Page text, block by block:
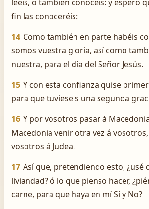
leéis, ó también conocéis: y espero
fin las conoceréis:
14 Como también en parte habéis
somos vuestra gloria, así como
nuestra, para el día del Señor Jesús.
15 Y con esta confianza quise
para que tuvieseis una segunda
16 Y por vosotros pasar á
Macedonia venir otra vez á
vosotros á Judea.
17 Así que, pretendiendo esto, ¿usé
liviandad? ó lo que pienso hacer,
carne, para que haya en mí Sí y No?